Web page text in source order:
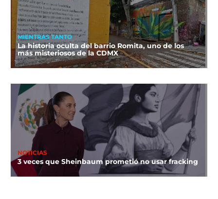
MIENTRAS TANTO
La historia oculta del barrio Romita, uno de los
más misteriosos de la CDMX
NOTICIAS
3 veces que Sheinbaum prometió no usar fracking